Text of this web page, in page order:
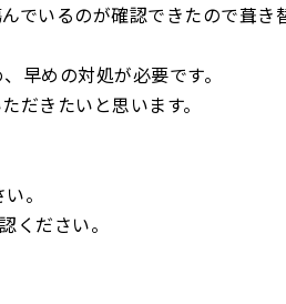
でいるのが確認できたので葺き
早めの対処が必要です。
だきたいと思います。
。
ください。